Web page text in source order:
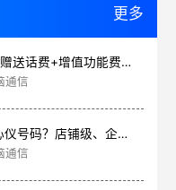
更多
400电话收费怎么算？预存话费+赠送话费+增值功能费透明实惠
通信
400电话在线选号怎么快速挑到心仪号码？店铺级、企业级、集团级一次看清
通信